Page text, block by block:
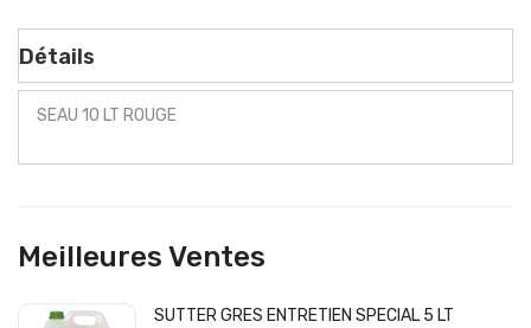
Détails
SEAU 10 LT ROUGE
Meilleures Ventes
SUTTER GRES ENTRETIEN SPECIAL 5 LT